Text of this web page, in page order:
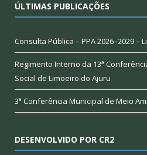
ÚLTIMAS PUBLICAÇÕES
Consulta Pública – PPA 2026–2029 –
Regimento Interno da 13ª
Social de Limoeiro do Ajuru
3ª Conferência Municipal de Meio
DESENVOLVIDO POR CR2